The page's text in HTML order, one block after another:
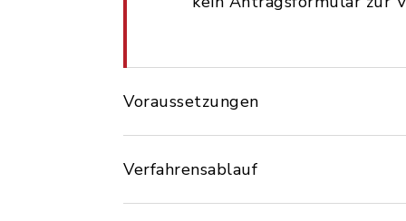
Voraussetzungen
Verfahrensablauf